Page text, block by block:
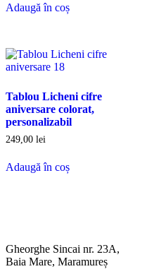
Adaugă în coș
Tablou Licheni cifre
aniversare colorat,
personalizabil
249,00 lei
Adaugă în coș
Gheorghe Sincai nr. 23A,
Baia Mare, Maramureș